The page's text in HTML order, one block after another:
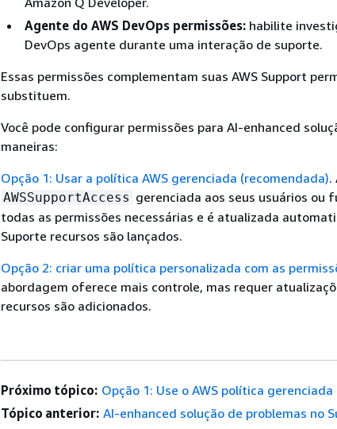
Agente do AWS DevOps permissões: habilite
DevOps agente durante uma interação de suporte.
Essas permissões complementam suas AWS Support
substituem.
Você pode configurar permissões para AI-enhanced
maneiras:
Opção 1: Usar a política AWS gerenciada (recomendada).
AWSSupportAccess gerenciada aos seus usuários ou
todas as permissões necessárias e é atualizada
Suporte recursos são lançados.
Opção 2: criar uma política personalizada com as
abordagem oferece mais controle, mas requer
recursos são adicionados.
Próximo tópico: Opção 1: Use o AWS política
Tópico anterior: AI-enhanced solução de problemas no